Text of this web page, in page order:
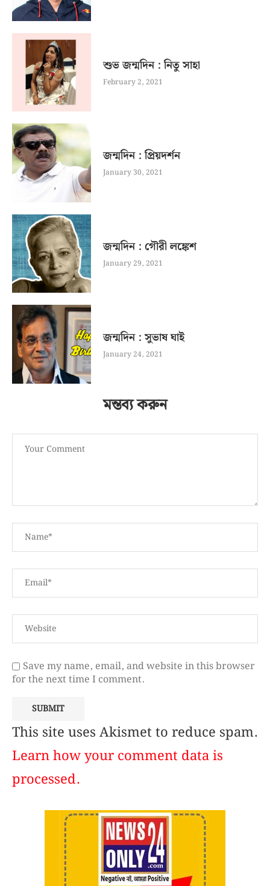
শুভ জন্মদিন : নিতু সাহা
February 2, 2021
জন্মদিন : প্রিয়দর্শন
January 30, 2021
জন্মদিন : গৌরী লঙ্কেশ
January 29, 2021
জন্মদিন : সুভাষ ঘাই
January 24, 2021
মন্তব্য করুন
Save my name, email, and website in this browser
for the next time I comment.
This site uses Akismet to reduce spam.
Learn how your comment data is
processed.